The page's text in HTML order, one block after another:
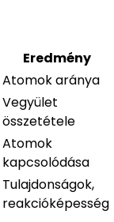
Eredmény
Atomok aránya
Vegyület
összetétele
Atomok
kapcsolódása
Tulajdonságok,
reakcióképesség